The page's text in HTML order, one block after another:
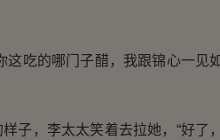
吃的哪门子醋，我跟锦心一见
，李太太笑着去拉她，“好了